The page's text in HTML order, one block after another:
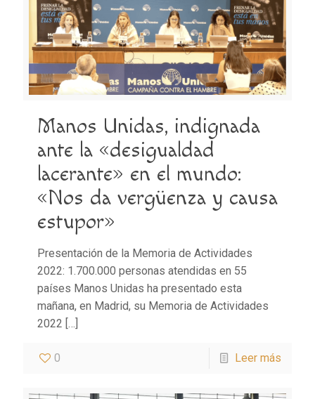
Manos Unidas, indignada
ante la «desigualdad
lacerante» en el mundo:
«Nos da vergüenza y causa
estupor»
Presentación de la Memoria de Actividades
2022: 1.700.000 personas atendidas en 55
países Manos Unidas ha presentado esta
mañana, en Madrid, su Memoria de Actividades
2022 […]
0 Leer más